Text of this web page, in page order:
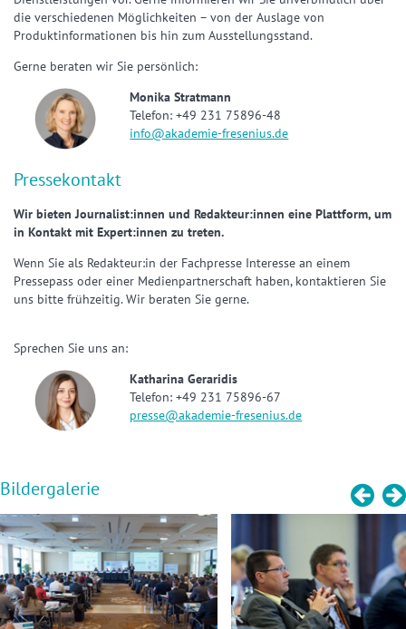
die verschiedenen Möglichkeiten – von der Auslage von
Produktinformationen bis hin zum Ausstellungsstand.
Gerne beraten wir Sie persönlich:
Monika Stratmann
Telefon: +49 231 75896-48
info@akademie-fresenius.de
Pressekontakt
Wir bieten Journalist:innen und Redakteur:innen eine Plattform, um
in Kontakt mit Expert:innen zu treten.
Wenn Sie als Redakteur:in der Fachpresse Interesse an einem
Pressepass oder einer Medienpartnerschaft haben, kontaktieren Sie
uns bitte frühzeitig. Wir beraten Sie gerne.
Sprechen Sie uns an:
Katharina Geraridis
Telefon: +49 231 75896-67
presse@akademie-fresenius.de
Bildergalerie